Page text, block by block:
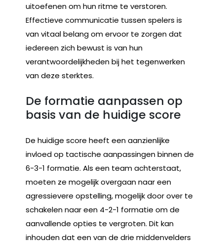
uitoefenen om hun ritme te verstoren.
Effectieve communicatie tussen spelers is
van vitaal belang om ervoor te zorgen dat
iedereen zich bewust is van hun
verantwoordelijkheden bij het tegenwerken
van deze sterktes.
De formatie aanpassen op
basis van de huidige score
De huidige score heeft een aanzienlijke
invloed op tactische aanpassingen binnen de
6-3-1 formatie. Als een team achterstaat,
moeten ze mogelijk overgaan naar een
agressievere opstelling, mogelijk door over te
schakelen naar een 4-2-1 formatie om de
aanvallende opties te vergroten. Dit kan
inhouden dat een van de drie middenvelders